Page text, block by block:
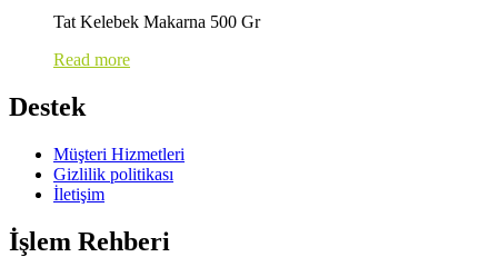
Tat Kelebek Makarna 500 Gr
Read more
Destek
Müşteri Hizmetleri
Gizlilik politikası
İletişim
İşlem Rehberi